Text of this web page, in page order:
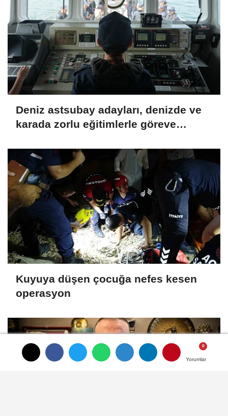
Yorumlar
Yorumlar
Yorumlar
Deniz astsubay adayları, denizde ve
karada zorlu eğitimlerle göreve
Kuyuya düşen çocuğa nefes kesen
operasyon